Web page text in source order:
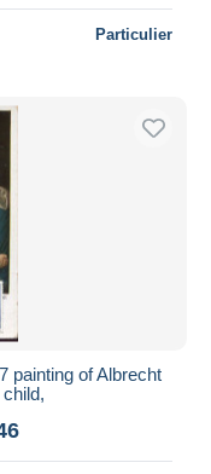
Particulier
painting of Albrecht